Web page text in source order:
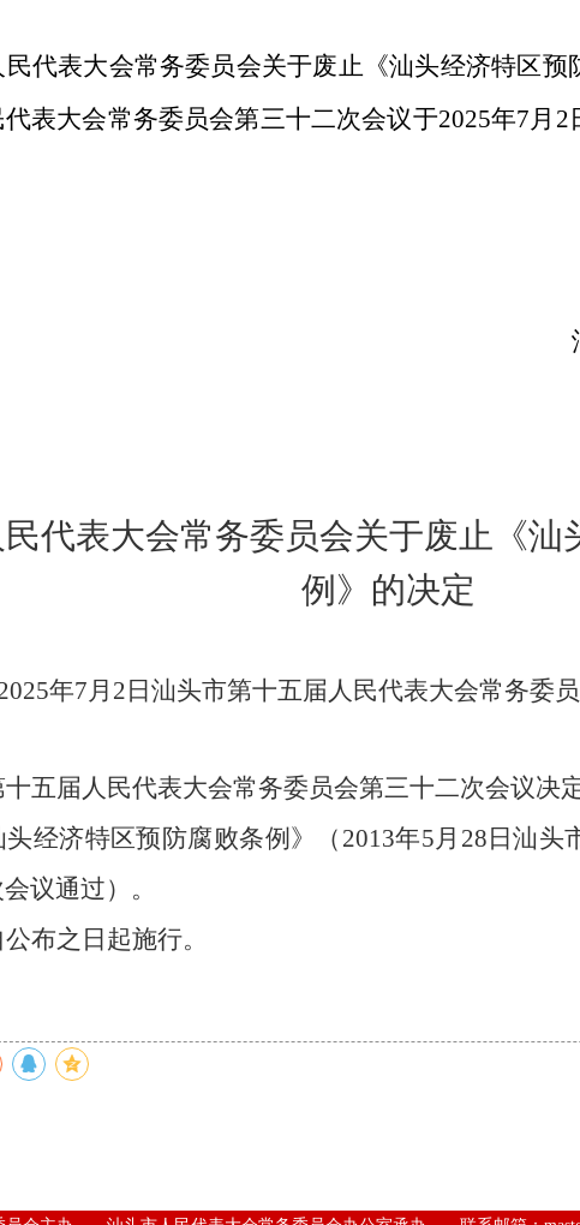
代表大会常务委员会关于废止《汕头经济特区
表大会常务委员会第三十二次会议于2025年7月 2
代表大会常务委员会关于废止 《
例》的决定
年7月 2 日汕头市第十五届人民代表大会常务委
五届人民代表大会常务委员会第三十二次会议决
头经济特区预防腐败条例》（ 2013年5月 28 日汕头
议通过）。
布之日起施行。